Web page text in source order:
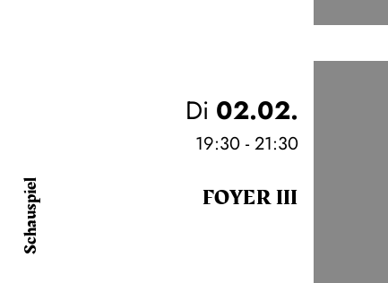
Schauspiel
Di 02.02.
19:30 - 21:30
FOYER III